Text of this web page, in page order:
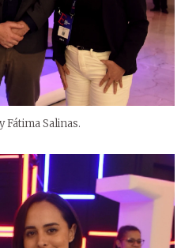
Fátima Salinas.